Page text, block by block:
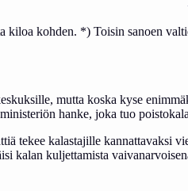
kohden. *) Toisin sanoen
mutta koska kyse
hanke, joka tuo
tekee kalastajille kannattavaksi
kalan kuljettamista